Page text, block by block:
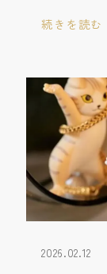
続きを読む
2026.02.12